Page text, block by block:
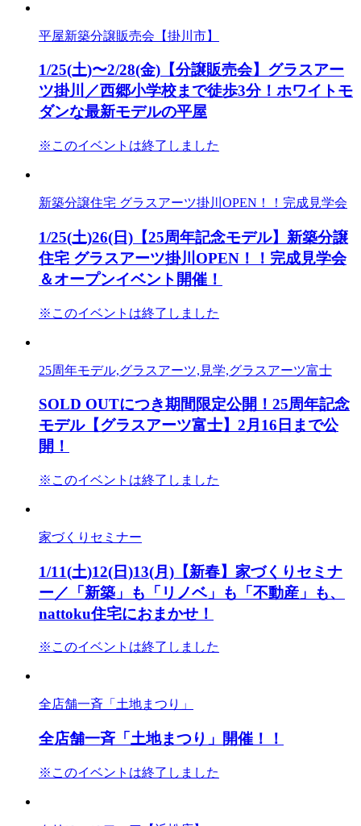
平屋新築分譲販売会【掛川市】
1/25(土)〜2/28(金)【分譲販売会】グラスアー
ツ掛川／西郷小学校まで徒歩3分！ホワイトモ
ダンな最新モデルの平屋
※このイベントは終了しました
新築分譲住宅 グラスアーツ掛川OPEN！！完成見学会
1/25(土)26(日)【25周年記念モデル】新築分譲
住宅 グラスアーツ掛川OPEN！！完成見学会
＆オープンイベント開催！
※このイベントは終了しました
25周年モデル,グラスアーツ,見学,グラスアーツ富士
SOLD OUTにつき期間限定公開！25周年記念
モデル【グラスアーツ富士】2月16日まで公
開！
※このイベントは終了しました
家づくりセミナー
1/11(土)12(日)13(月)【新春】家づくりセミナ
ー／「新築」も「リノベ」も「不動産」も、
nattoku住宅におまかせ！
※このイベントは終了しました
全店舗一斉「土地まつり」
全店舗一斉「土地まつり」開催！！
※このイベントは終了しました